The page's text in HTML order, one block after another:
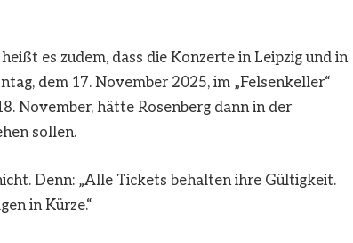
es zudem, dass die Konzerte in Leipzig und in
dem 17. November 2025, im „Felsenkeller“
November, hätte Rosenberg dann in der
sollen.
Denn: „Alle Tickets behalten ihre Gültigkeit.
in Kürze.“